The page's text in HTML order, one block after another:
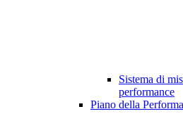
Sistema di
performance
Piano della